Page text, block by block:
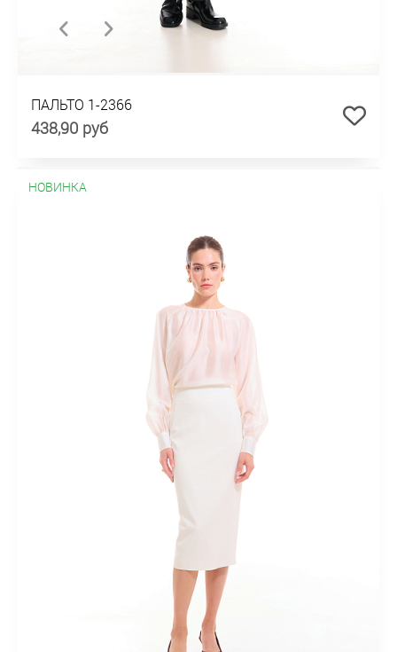
ПАЛЬТО 1-2366
438,90 руб
НОВИНКА